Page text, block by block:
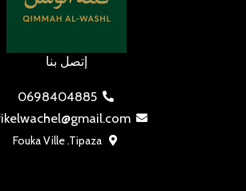
إتصل بنا
0698404885
Fouka Ville .Tipaza